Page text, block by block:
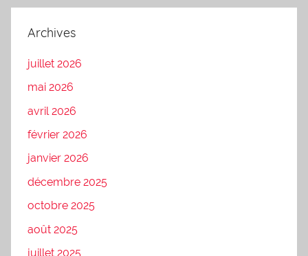
Archives
juillet 2026
mai 2026
avril 2026
février 2026
janvier 2026
décembre 2025
octobre 2025
août 2025
juillet 2025